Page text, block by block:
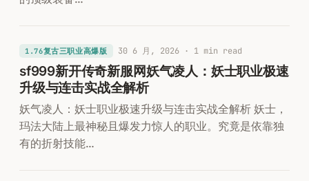
1.76复古三职业高爆版 30 6 月, 2026· 1 min read
sf999新开传奇新服网妖气凌人：妖士职业极速
升级与连击实战全解析
妖气凌人：妖士职业极速升级与连击实战全解析 妖士，
玛法大陆上最神秘且爆发力惊人的职业。究竟是依靠独
有的折射技能…